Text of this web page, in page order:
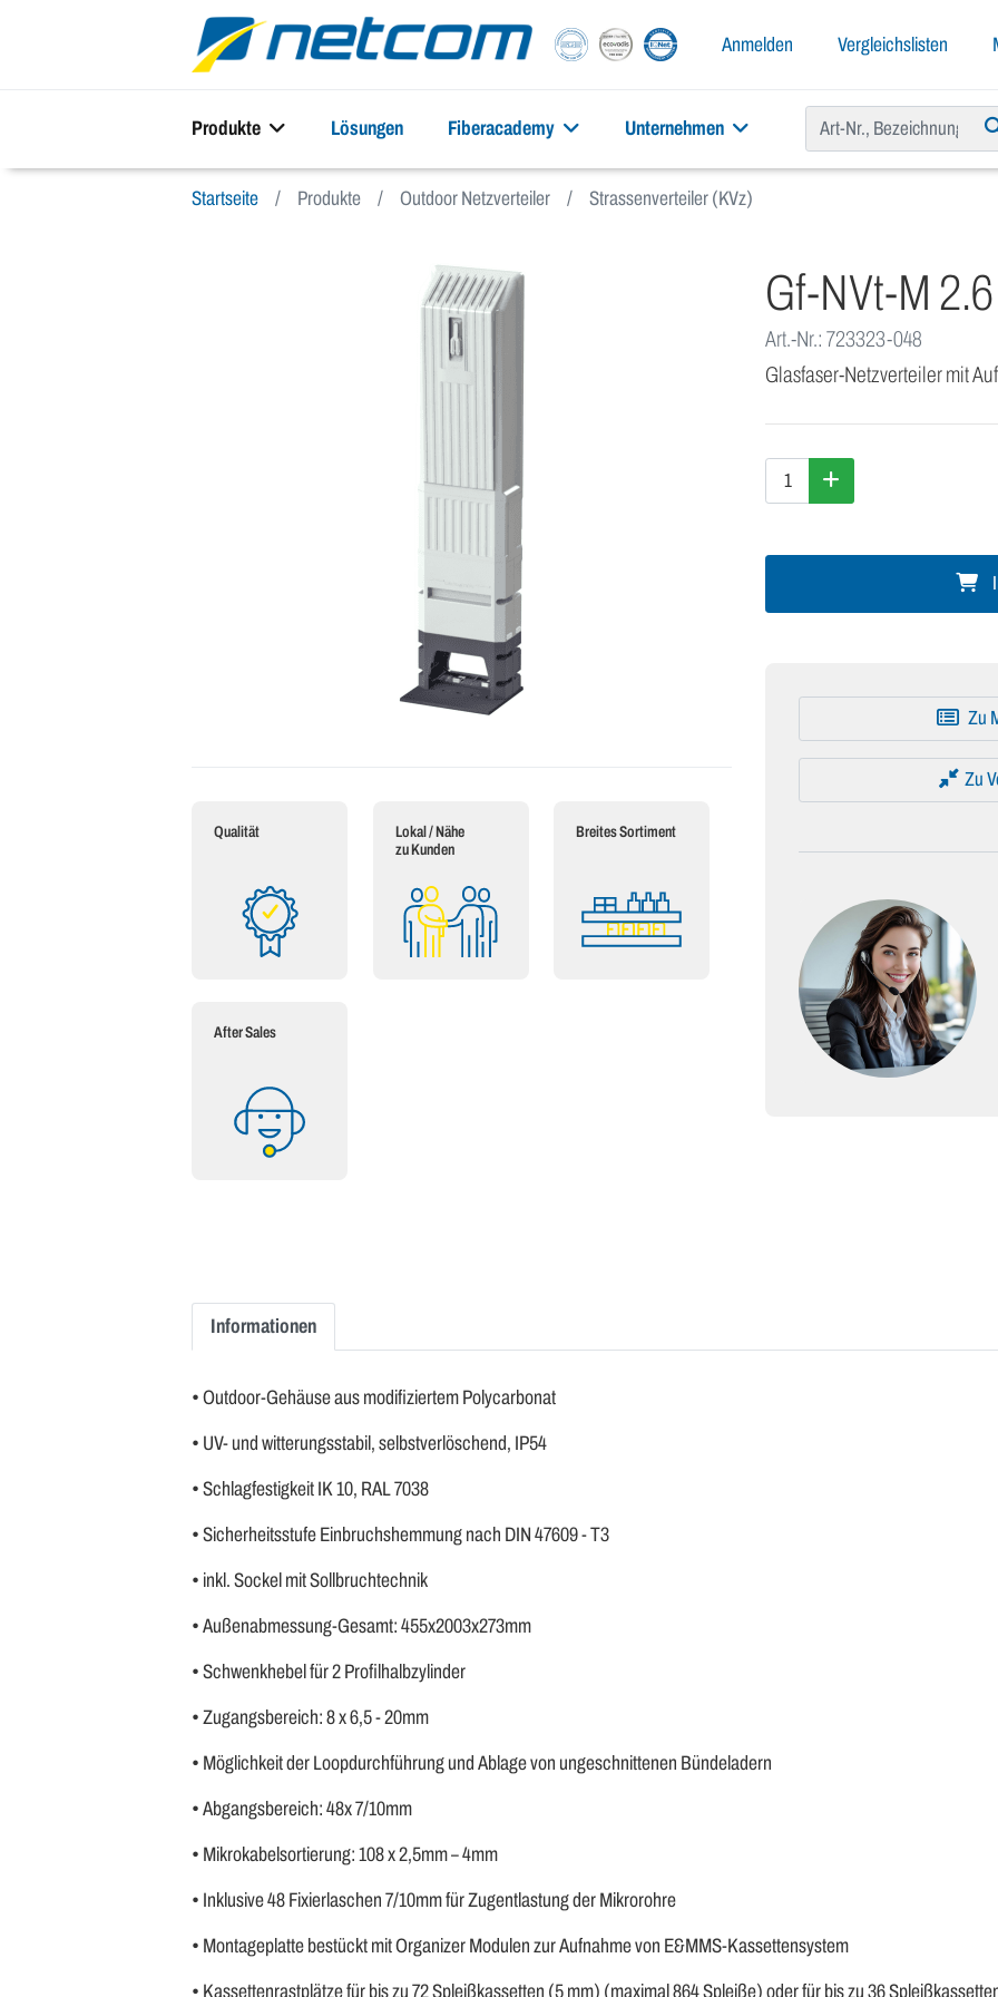
Anmelden Vergleichslisten
Produkte Lösungen Fiberacademy Unternehmen
Startseite Produkte Outdoor Netzverteiler Strassenverteiler (KVz)
Qualität
Lokal / Nähe
zu Kunden
Breites Sortiment
After Sales
Gf-NVt-M
Art.-Nr.: 723323-048
Glasfaser-Netzverteiler mit
Zu
Zu
Informationen
• Outdoor-Gehäuse aus modifiziertem Polycarbonat
• UV- und witterungsstabil, selbstverlöschend, IP54
• Schlagfestigkeit IK 10, RAL 7038
• Sicherheitsstufe Einbruchshemmung nach DIN 47609 - T3
• inkl. Sockel mit Sollbruchtechnik
• Außenabmessung-Gesamt: 455x2003x273mm
• Schwenkhebel für 2 Profilhalbzylinder
• Zugangsbereich: 8 x 6,5 - 20mm
• Möglichkeit der Loopdurchführung und Ablage von ungeschnittenen Bündeladern
• Abgangsbereich: 48x 7/10mm
• Mikrokabelsortierung: 108 x 2,5mm – 4mm
• Inklusive 48 Fixierlaschen 7/10mm für Zugentlastung der Mikrorohre
• Montageplatte bestückt mit Organizer Modulen zur Aufnahme von E&MMS-Kassettensystem
• Kassettenrastplätze für bis zu 72 Spleißkassetten (5 mm) (maximal 864 Spleiße) oder für bis zu 36